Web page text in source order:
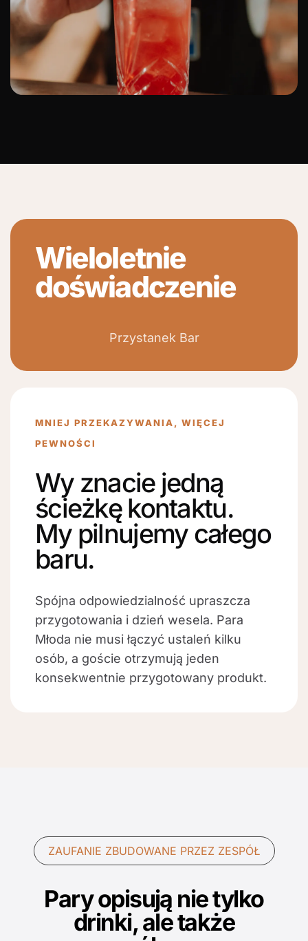
Wieloletnie
doświadczenie
Przystanek Bar
MNIEJ PRZEKAZYWANIA, WIĘCEJ
PEWNOŚCI
Wy znacie jedną
ścieżkę kontaktu.
My pilnujemy całego
baru.
Spójna odpowiedzialność upraszcza
przygotowania i dzień wesela. Para
Młoda nie musi łączyć ustaleń kilku
osób, a goście otrzymują jeden
konsekwentnie przygotowany produkt.
ZAUFANIE ZBUDOWANE PRZEZ ZESPÓŁ
Pary opisują nie tylko
drinki, ale także